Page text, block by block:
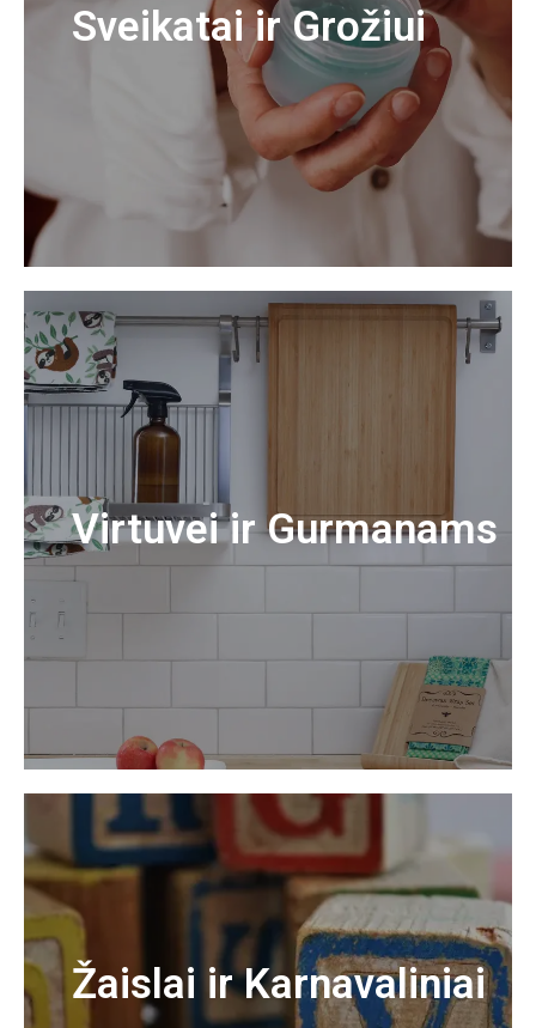
Sveikatai ir Grožiui
Virtuvei ir Gurmanams
Žaislai ir Karnavaliniai